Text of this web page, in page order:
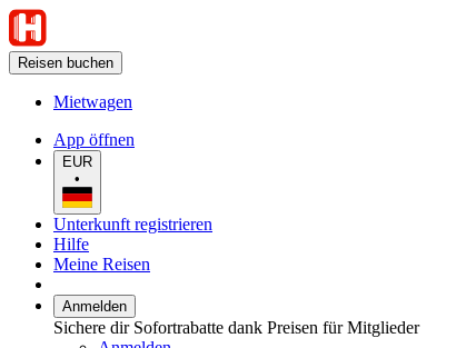
Reisen buchen
Mietwagen
App öffnen
EUR
•
Unterkunft registrieren
Hilfe
Meine Reisen
Anmelden
Sichere dir Sofortrabatte dank Preisen für Mitglieder